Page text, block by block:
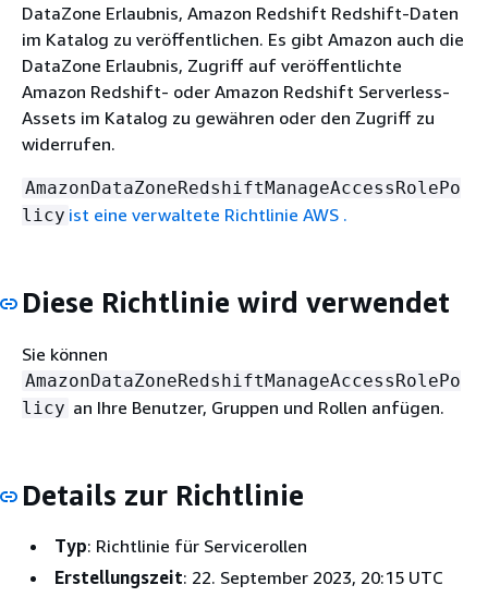
DataZone Erlaubnis, Amazon Redshift Redshift-Daten
im Katalog zu veröffentlichen. Es gibt Amazon auch die
DataZone Erlaubnis, Zugriff auf veröffentlichte
Amazon Redshift- oder Amazon Redshift Serverless-
Assets im Katalog zu gewähren oder den Zugriff zu
widerrufen.
AmazonDataZoneRedshiftManageAccessRolePo
licy ist eine verwaltete Richtlinie AWS .
Diese Richtlinie wird verwendet
Sie können
AmazonDataZoneRedshiftManageAccessRolePo
licy an Ihre Benutzer, Gruppen und Rollen anfügen.
Details zur Richtlinie
Typ: Richtlinie für Servicerollen
Erstellungszeit: 22. September 2023, 20:15 UTC